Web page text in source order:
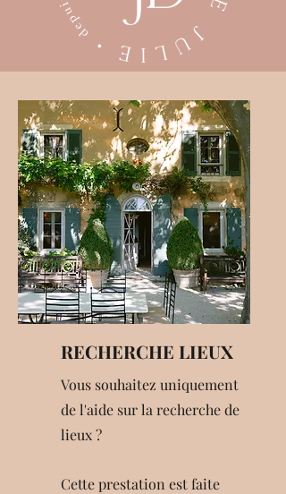
RECHERCHE LIEUX
Vous souhaitez uniquement
de l'aide sur la recherche de
lieux ?
Cette prestation est faite